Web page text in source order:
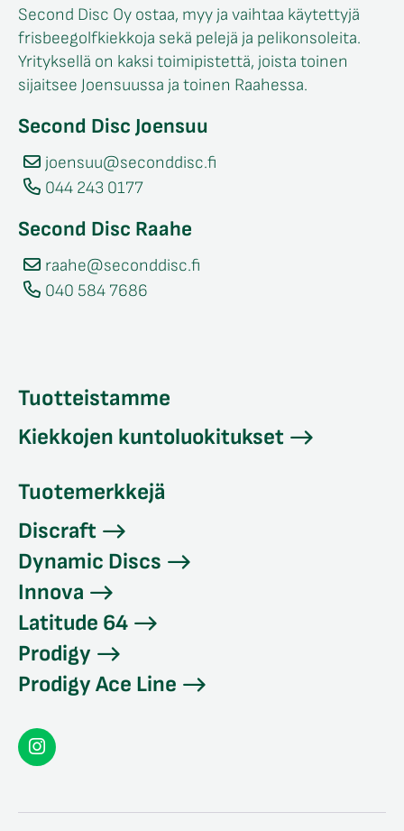
Second Disc Oy ostaa, myy ja vaihtaa käytettyjä
frisbeegolfkiekkoja sekä pelejä ja pelikonsoleita.
Yrityksellä on kaksi toimipistettä, joista toinen
sijaitsee Joensuussa ja toinen Raahessa.
Second Disc Joensuu
joensuu@seconddisc.fi
044 243 0177
Second Disc Raahe
raahe@seconddisc.fi
040 584 7686
Tuotteistamme
Kiekkojen kuntoluokitukset
Tuotemerkkejä
Discraft
Dynamic Discs
Innova
Latitude 64
Prodigy
Prodigy Ace Line
Seconddisc